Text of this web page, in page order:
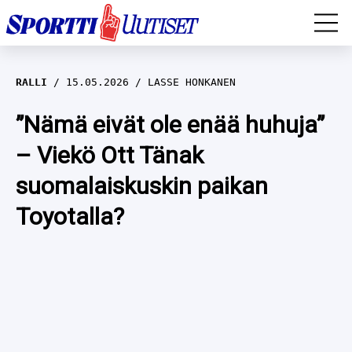
EM-YLEISURHEILU
JÄÄKIEKKO
YLEISURHEILU
WILMA HELTELÄ
TALVILAJIT
RALLI 15.05.2026 LASSE HONKANEN
”Nämä eivät ole enää huhuja”
– Viekö Ott Tänak
suomalaiskuskin paikan
Toyotalla?